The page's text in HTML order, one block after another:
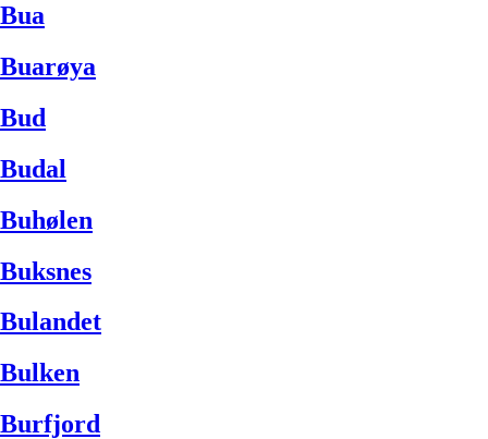
Bua
Buarøya
Bud
Budal
Buhølen
Buksnes
Bulandet
Bulken
Burfjord